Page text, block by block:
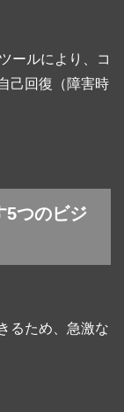
ールにより、コ
己回復（障害時
5つのビジ
るため、急激な